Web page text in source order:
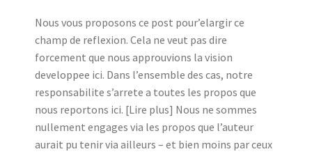
Nous vous proposons ce post pour’elargir ce
champ de reflexion. Cela ne veut pas dire
forcement que nous approuvions la vision
developpee ici. Dans l’ensemble des cas, notre
responsabilite s’arrete a toutes les propos que
nous reportons ici. [Lire plus] Nous ne sommes
nullement engages via les propos que l’auteur
aurait pu tenir via ailleurs – et bien moins par ceux